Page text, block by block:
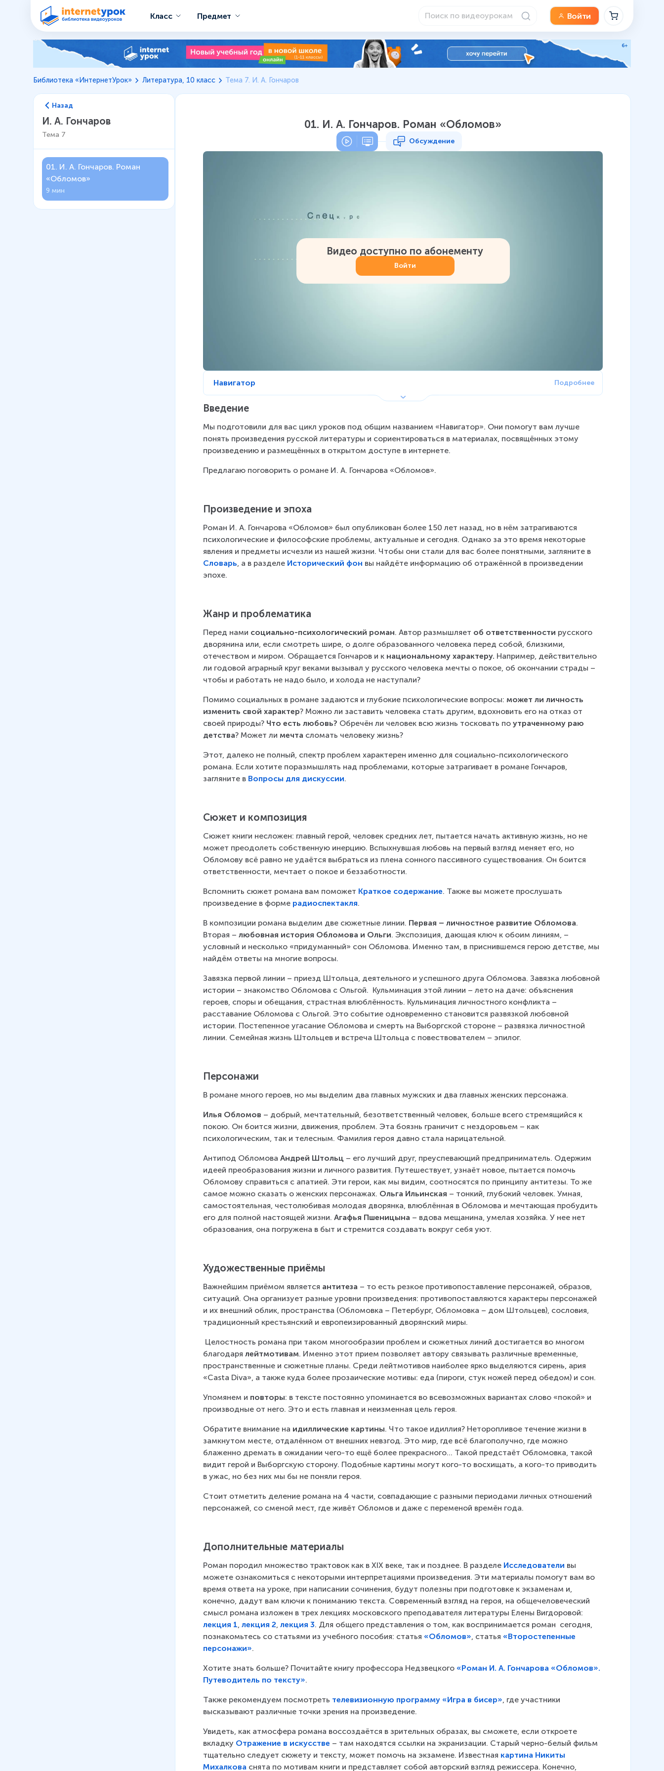
Класс Предмет Войти
Библиотека «ИнтернетУрок» Литература, 10 класс Тема 7. И. А. Гончаров
Назад
И. А. Гончаров
Тема 7
01. И. А. Гончаров. Роман
«Обломов»
9 мин
01. И. А. Гончаров. Роман «Обломов»
Обсуждение
Видео доступно по абонементу
Войти
Навигатор
Введение
Мы подготовили для вас цикл уроков под общим названием «Навигатор». Они помогут вам лучше
понять произведения русской литературы и сориентироваться в материалах, посвящённых этому
произведению и размещённых в открытом доступе в интернете.
Предлагаю поговорить о романе И. А. Гончарова «Обломов».
Произведение и эпоха
Роман И. А. Гончарова «Обломов» был опубликован более 150 лет назад, но в нём затрагиваются
психологические и философские проблемы, актуальные и сегодня. Однако за это время некоторые
явления и предметы исчезли из нашей жизни. Чтобы они стали для вас более понятными, загляните в
Словарь, а в разделе Исторический фон вы найдёте информацию об отражённой в произведении
эпохе.
Жанр и проблематика
Перед нами социально-психологический роман. Автор размышляет об ответственности русского
дворянина или, если смотреть шире, о долге образованного человека перед собой, близкими,
отечеством и миром. Обращается Гончаров и к национальному характеру. Например, действительно
ли годовой аграрный круг веками вызывал у русского человека мечты о покое, об окончании страды –
чтобы и работать не надо было, и холода не наступали?
Помимо социальных в романе задаются и глубокие психологические вопросы: может ли личность
изменить свой характер? Можно ли заставить человека стать другим, вдохновить его на отказ от
своей природы? Что есть любовь? Обречён ли человек всю жизнь тосковать по утраченному раю
детства? Может ли мечта сломать человеку жизнь?
Этот, далеко не полный, спектр проблем характерен именно для социально-психологического
романа. Если хотите поразмышлять над проблемами, которые затрагивает в романе Гончаров,
загляните в Вопросы для дискуссии.
Сюжет и композиция
Сюжет книги несложен: главный герой, человек средних лет, пытается начать активную жизнь, но не
может преодолеть собственную инерцию. Вспыхнувшая любовь на первый взгляд меняет его, но
Обломову всё равно не удаётся выбраться из плена сонного пассивного существования. Он боится
ответственности, мечтает о покое и беззаботности.
Вспомнить сюжет романа вам поможет Краткое содержание. Также вы можете прослушать
произведение в форме радиоспектакля.
В композиции романа выделим две сюжетные линии. Первая – личностное развитие Обломова.
Вторая – любовная история Обломова и Ольги. Экспозиция, дающая ключ к обоим линиям, –
условный и несколько «придуманный» сон Обломова. Именно там, в приснившемся герою детстве, мы
найдём ответы на многие вопросы.
Завязка первой линии – приезд Штольца, деятельного и успешного друга Обломова. Завязка любовной
истории – знакомство Обломова с Ольгой.  Кульминация этой линии – лето на даче: объяснения
героев, споры и обещания, страстная влюблённость. Кульминация личностного конфликта –
расставание Обломова с Ольгой. Это событие одновременно становится развязкой любовной
истории. Постепенное угасание Обломова и смерть на Выборгской стороне – развязка личностной
линии. Семейная жизнь Штольцев и встреча Штольца с повествователем – эпилог.
Персонажи
В романе много героев, но мы выделим два главных мужских и два главных женских персонажа.
Илья Обломов – добрый, мечтательный, безответственный человек, больше всего стремящийся к
покою. Он боится жизни, движения, проблем. Эта боязнь граничит с нездоровьем – как
психологическим, так и телесным. Фамилия героя давно стала нарицательной.
Антипод Обломова Андрей Штольц – его лучший друг, преуспевающий предприниматель. Одержим
идеей преобразования жизни и личного развития. Путешествует, узнаёт новое, пытается помочь
Обломову справиться с апатией. Эти герои, как мы видим, соотносятся по принципу антитезы. То же
самое можно сказать о женских персонажах. Ольга Ильинская – тонкий, глубокий человек. Умная,
самостоятельная, честолюбивая молодая дворянка, влюблённая в Обломова и мечтающая пробудить
его для полной настоящей жизни. Агафья Пшеницына – вдова мещанина, умелая хозяйка. У нее нет
образования, она погружена в быт и стремится создавать вокруг себя уют.
Художественные приёмы
Важнейшим приёмом является антитеза – то есть резкое противопоставление персонажей, образов,
ситуаций. Она организует разные уровни произведения: противопоставляются характеры персонажей
и их внешний облик, пространства (Обломовка – Петербург, Обломовка – дом Штольцев), сословия,
традиционный крестьянский и европеизированный дворянский миры.
Целостность романа при таком многообразии проблем и сюжетных линий достигается во многом
благодаря лейтмотивам. Именно этот прием позволяет автору связывать различные временные,
пространственные и сюжетные планы. Среди лейтмотивов наиболее ярко выделяются сирень, ария
«Casta Diva», а также куда более прозаические мотивы: еда (пироги, стук ножей перед обедом) и сон.
Упомянем и повторы: в тексте постоянно упоминается во всевозможных вариантах слово «покой» и
производные от него. Это и есть главная и неизменная цель героя.
Обратите внимание на идиллические картины. Что такое идиллия? Неторопливое течение жизни в
замкнутом месте, отдалённом от внешних невзгод. Это мир, где всё благополучно, где можно
блаженно дремать в ожидании чего-то ещё более прекрасного… Такой предстаёт Обломовка, такой
видит герой и Выборгскую сторону. Подобные картины могут кого-то восхищать, а кого-то приводить
в ужас, но без них мы бы не поняли героя.
Стоит отметить деление романа на 4 части, совпадающие с разными периодами личных отношений
персонажей, со сменой мест, где живёт Обломов и даже с переменой времён года.
Дополнительные материалы
Роман породил множество трактовок как в XIX веке, так и позднее. В разделе Исследователи вы
можете ознакомиться с некоторыми интерпретациями произведения. Эти материалы помогут вам во
время ответа на уроке, при написании сочинения, будут полезны при подготовке к экзаменам и,
конечно, дадут вам ключи к пониманию текста. Современный взгляд на героя, на общечеловеческий
смысл романа изложен в трех лекциях московского преподавателя литературы Елены Вигдоровой:
лекция 1, лекция 2, лекция 3. Для общего представления о том, как воспринимается роман  сегодня,
познакомьтесь со статьями из учебного пособия: статья «Обломов», статья «Второстепенные
персонажи».
Хотите знать больше? Почитайте книгу профессора Недзвецкого «Роман И. А. Гончарова «Обломов».
Путеводитель по тексту».
Также рекомендуем посмотреть телевизионную программу «Игра в бисер», где участники
высказывают различные точки зрения на произведение.
Увидеть, как атмосфера романа воссоздаётся в зрительных образах, вы сможете, если откроете
вкладку Отражение в искусстве – там находятся ссылки на экранизации. Старый черно-белый фильм
тщательно следует сюжету и тексту, может помочь на экзамене. Известная картина Никиты
Михалкова снята по мотивам книги и представляет собой авторский взгляд режиссера. Конечно,